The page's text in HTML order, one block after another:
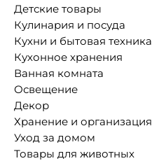
Детские товары
Кулинария и посуда
Кухни и бытовая техника
Кухонное хранения
Ванная комната
Освещение
Декор
Хранение и организация
Уход за домом
Товары для животных